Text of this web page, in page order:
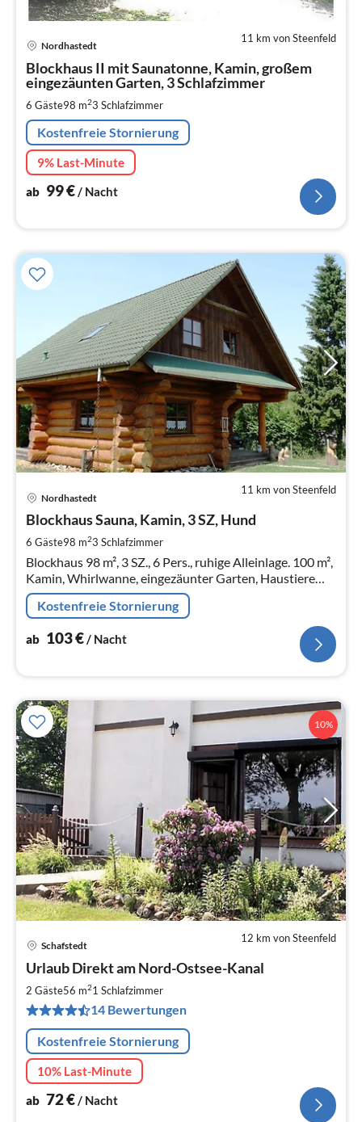
11 km von Steenfeld
Nordhastedt
Blockhaus II mit Saunatonne, Kamin, großem
eingezäunten Garten, 3 Schlafzimmer
6 Gäste98 m23 Schlafzimmer
Kostenfreie Stornierung
9% Last-Minute
ab 99€/ Nacht
11 km von Steenfeld
Nordhastedt
Blockhaus Sauna, Kamin, 3 SZ, Hund
6 Gäste98 m23 Schlafzimmer
Blockhaus 98 m², 3 SZ., 6 Pers., ruhige Alleinlage. 100 m²,
Kamin, Whirlwanne, eingezäunter Garten, Haustiere
WLAN
Kostenfreie Stornierung
ab 103€/ Nacht
10%
12 km von Steenfeld
Schafstedt
Urlaub Direkt am Nord-Ostsee-Kanal
2 Gäste56 m21 Schlafzimmer
14 Bewertungen
Kostenfreie Stornierung
10% Last-Minute
ab 72€ / Nacht